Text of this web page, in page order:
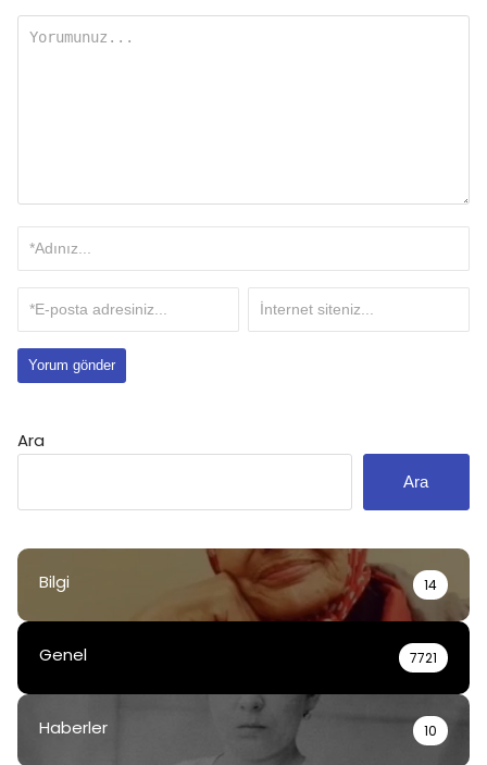
Ara
Ara
Bilgi 14
Genel 7721
Haberler 10